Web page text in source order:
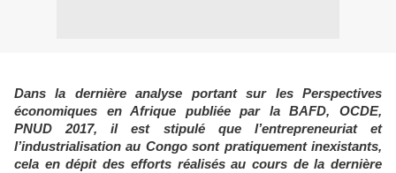
Dans la dernière analyse portant sur les Perspectives
économiques en Afrique publiée par la BAFD, OCDE,
PNUD 2017, il est stipulé que l’entrepreneuriat et
l’industrialisation au Congo sont pratiquement inexistants,
cela en dépit des efforts réalisés au cours de la dernière